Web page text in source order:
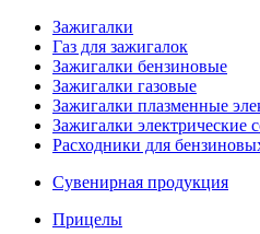
Зажигалки
Газ для зажигалок
Зажигалки бензиновые
Зажигалки газовые
Зажигалки плазменные
Зажигалки электрические
Расходники для
Сувенирная продукция
Прицелы